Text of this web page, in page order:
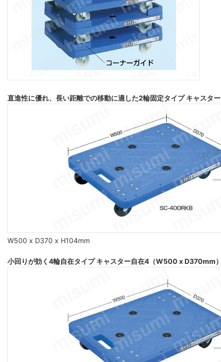
直進性に優れ、長い距離での移動に適した2輪固定タイプ キャス
W500 x D370 x H104mm
小回りが効く4輪自在タイプ キャスター自在4（W500 x D370mm